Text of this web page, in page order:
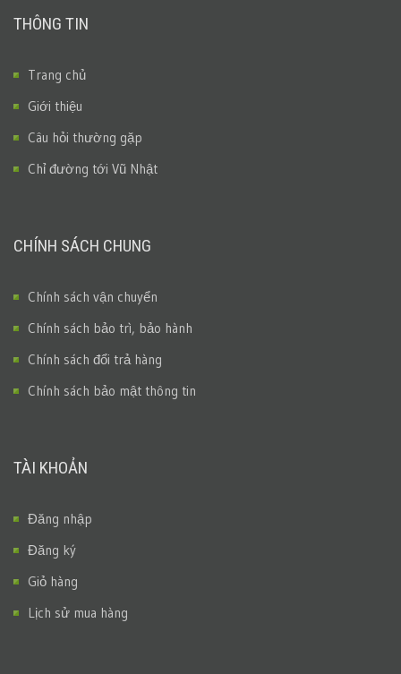
THÔNG TIN
Trang chủ
Giới thiệu
Câu hỏi thường gặp
Chỉ đường tới Vũ Nhật
CHÍNH SÁCH CHUNG
Chính sách vận chuyển
Chính sách bảo trì, bảo hành
Chính sách đổi trả hàng
Chính sách bảo mật thông tin
TÀI KHOẢN
Đăng nhập
Đăng ký
Giỏ hàng
Lịch sử mua hàng